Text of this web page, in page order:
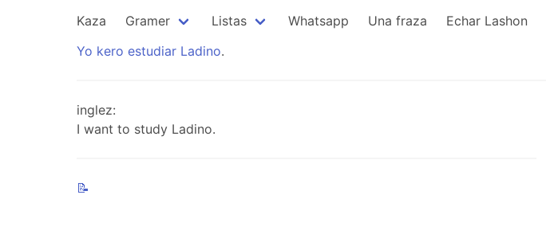
Kaza Gramer Listas Whatsapp Una fraza Echar Lashon
Yo kero estudiar Ladino.
inglez:
I want to study Ladino.
📝